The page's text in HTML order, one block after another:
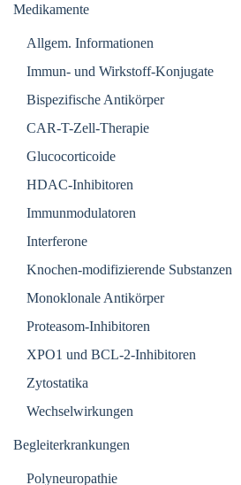
Medikamente
Allgem. Informationen
Immun- und Wirkstoff-Konjugate
Bispezifische Antikörper
CAR-T-Zell-Therapie
Glucocorticoide
HDAC-Inhibitoren
Immunmodulatoren
Interferone
Knochen-modifizierende Substanzen
Monoklonale Antikörper
Proteasom-Inhibitoren
XPO1 und BCL-2-Inhibitoren
Zytostatika
Wechselwirkungen
Begleiterkrankungen
Polyneuropathie